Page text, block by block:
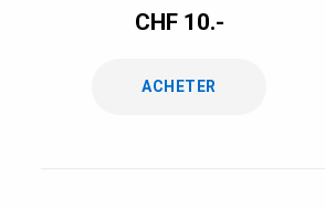
CHF 10.-
ACHETER